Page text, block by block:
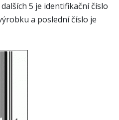
5 je identifikační číslo
a poslední číslo je